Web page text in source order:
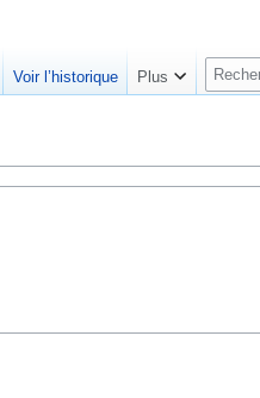
Voir l’historique Plus
R
e
e